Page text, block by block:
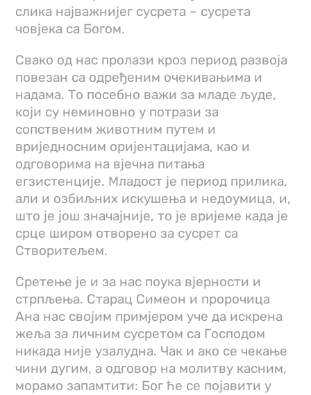
слика најважнијег сусрета – сусрета
човјека са Богом.
Свако од нас пролази кроз период развоја
повезан са одређеним очекивањима и
надама. То посебно важи за младе људе,
који су неминовно у потрази за
сопственим животним путем и
вриједносним оријентацијама, као и
одговорима на вјечна питања
егзистенције. Младост је период прилика,
али и озбиљних искушења и недоумица, и,
што је још значајније, то је вријеме када је
срце широм отворено за сусрет са
Створитељем.
Сретење је и за нас поука вјерности и
стрпљења. Старац Симеон и пророчица
Ана нас својим примјером уче да искрена
жеља за личним сусретом са Господом
никада није узалудна. Чак и ако се чекање
чини дугим, а одговор на молитву касним,
морамо запамтити: Бог ће се појавити у